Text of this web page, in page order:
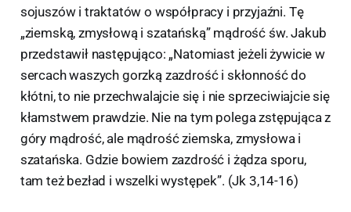
sojuszów i traktatów o współpracy i przyjaźni. Tę
„ziemską, zmysłową i szatańską” mądrość św. Jakub
przedstawił następująco: „Natomiast jeżeli żywicie w
sercach waszych gorzką zazdrość i skłonność do
kłótni, to nie przechwalajcie się i nie sprzeciwiajcie się
kłamstwem prawdzie. Nie na tym polega zstępująca z
góry mądrość, ale mądrość ziemska, zmysłowa i
szatańska. Gdzie bowiem zazdrość i żądza sporu,
tam też bezład i wszelki występek”. (Jk 3,14-16)